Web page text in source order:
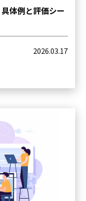
体例と評価シー
2026.03.17